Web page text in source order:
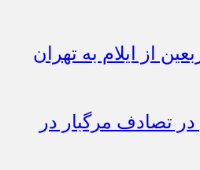
از ایلام به تهران
در تصادف مرگبار در